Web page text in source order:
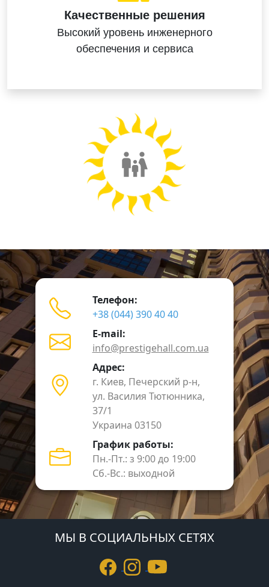
Качественные решения
Высокий уровеньинженерного
обеспечения и сервиса
Телефон:
+38 (044) 390 40 40
E-mail:
info@prestigehall.com.ua
Адрес:
г. Киев, Печерский р-н,
ул. Василия Тютюнника,
37/1
Украина 03150
График работы:
Пн.-Пт.: з 9:00 до 19:00
Сб.-Вс.: выходной
МЫ В СОЦИАЛЬНЫХ СЕТЯХ